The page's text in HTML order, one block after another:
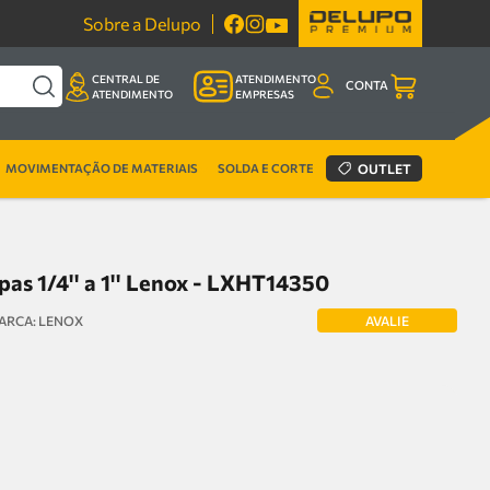
Sobre a Delupo
CENTRAL DE
ATENDIMENTO
ATENDIMENTO
EMPRESAS
CONTA
MOVIMENTAÇÃO DE MATERIAIS SOLDA E CORTE OUTLET
1/4'' a 1'' Lenox - LXHT14350
LENOX AVALIE